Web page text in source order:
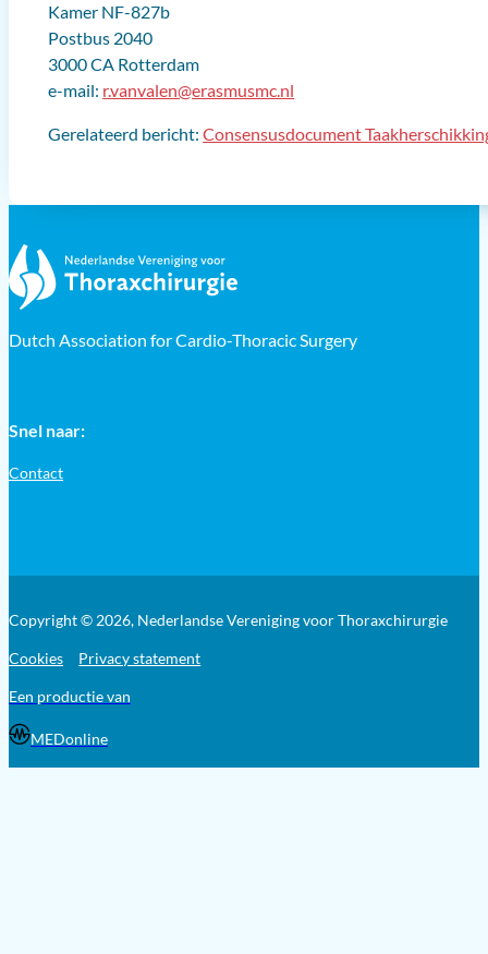
Kamer NF-827b
Postbus 2040
3000 CA Rotterdam
e-mail: r.vanvalen@erasmusmc.nl
Gerelateerd bericht:Consensusdocument
Dutch Association for Cardio-Thoracic Surgery
Snel naar:
Contact
Copyright © 2026, Nederlandse Vereniging voor Thoraxchirurgie
Cookies Privacy statement
Een productie van
MEDonline